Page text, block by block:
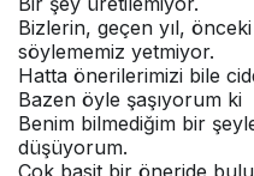
Bizlerin, geçen yıl,
söylememiz yetmiyor.
Hatta önerilerimizi bile
Bazen öyle şaşıyorum ki
Benim bilmediğim bir
düşüyorum.
Çok basit bir öneride